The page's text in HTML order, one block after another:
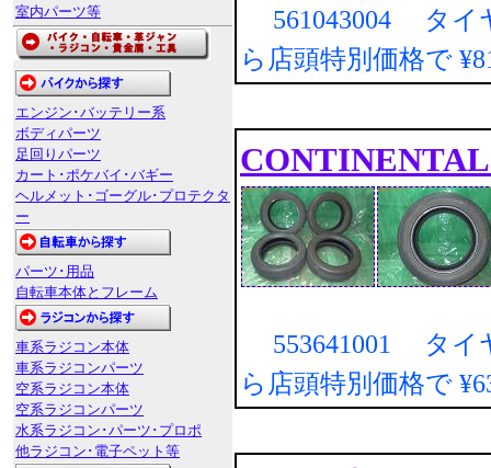
室内パーツ等
エンジン･バッテリー系
ボディパーツ
足回りパーツ
カート･ポケバイ･バギー
ヘルメット･ゴーグル･プロテクタ
ー
パーツ･用品
自転車本体とフレーム
車系ラジコン本体
車系ラジコンパーツ
空系ラジコン本体
空系ラジコンパーツ
水系ラジコン･パーツ･プロポ
他ラジコン･電子ペット等
561043004 タイ
ら店頭特別価格で
553641001 タイ
ら店頭特別価格で